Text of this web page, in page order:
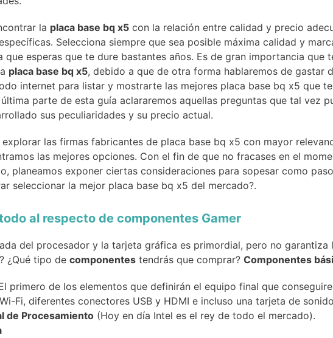
la placa base bq x5 con la relación entre calidad y precio
Selecciona siempre que sea posible máxima calidad y
que esperas que te dure bastantes años. Es de gran importancia que
placa base bq x5, debido a que de otra forma hablaremos de gastar
internet para listar y mostrarte las mejores placa base bq x5 que
parte de esta guía aclararemos aquellas preguntas que tal vez
sus peculiaridades y su precio actual.
las firmas fabricantes de placa base bq x5 con mayor
las mejores opciones. Con el fin de que no fracases en el
planeamos exponer ciertas consideraciones para sopesar como
seleccionar la mejor placa base bq x5 del mercado?.
al respecto de componentes Gamer
del procesador y la tarjeta gráfica es primordial, pero no garantiza
¿Qué tipo de componentes tendrás que comprar? Componentes
primero de los elementos que definirán el equipo final que
Fi, diferentes conectores USB y HDMI e incluso una tarjeta de
de Procesamiento (Hoy en día Intel es el rey de todo el mercado).